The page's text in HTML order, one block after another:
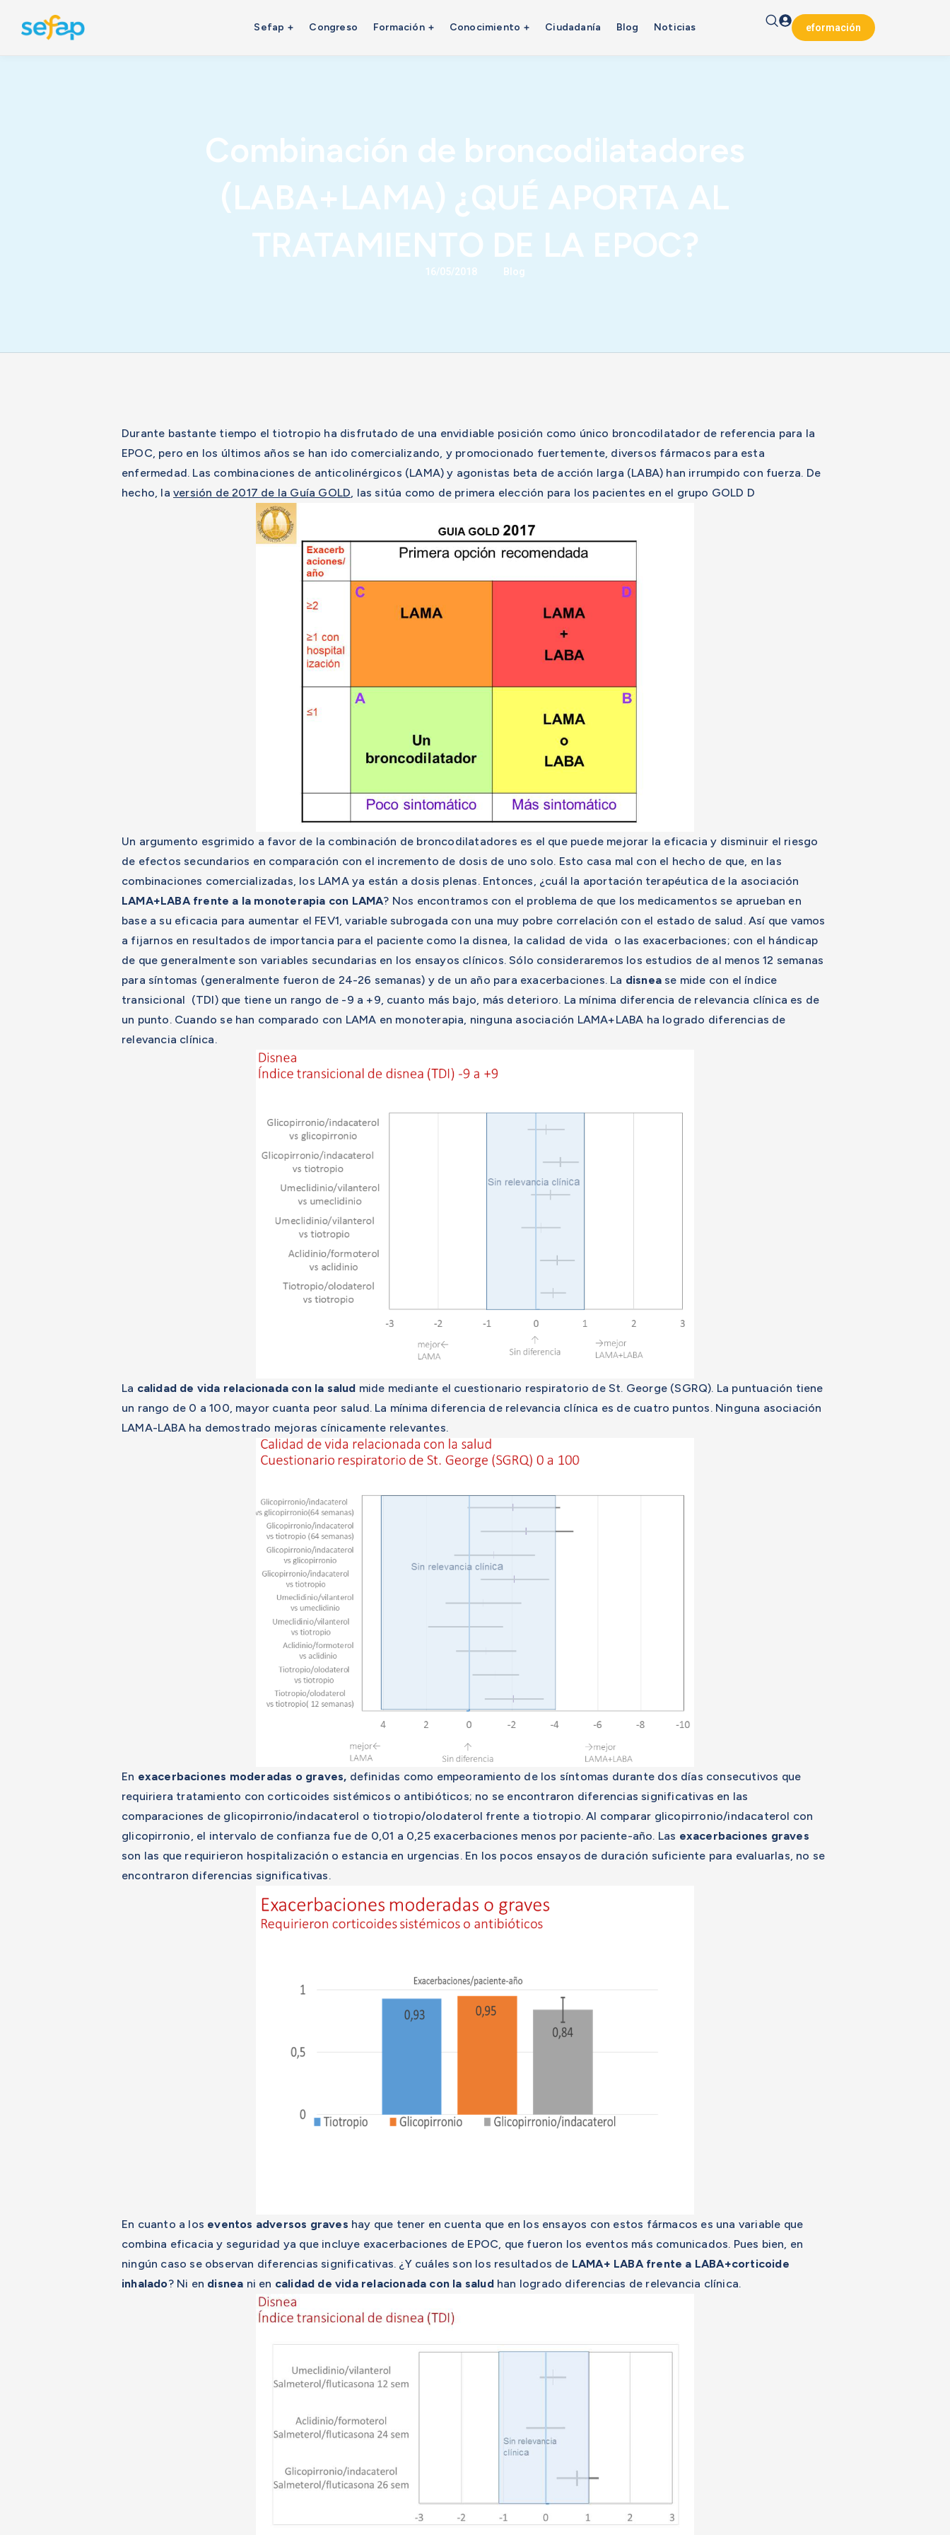
Sefap Congreso Formación Conocimiento Ciudadanía Blog Noticias eformación
Combinación de broncodilatadores
(LABA+LAMA) ¿QUÉ APORTA AL
TRATAMIENTO DE LA EPOC?
16/05/2018 Blog
Durante bastante tiempo el tiotropio ha disfrutado de una envidiable posición como único broncodilatador de referencia para la
EPOC, pero en los últimos años se han ido comercializando, y promocionado fuertemente, diversos fármacos para esta
enfermedad. Las combinaciones de anticolinérgicos (LAMA) y agonistas beta de acción larga (LABA) han irrumpido con fuerza. De
hecho, la versión de 2017 de la Guía GOLD, las sitúa como de primera elección para los pacientes en el grupo GOLD D
Un argumento esgrimido a favor de la combinación de broncodilatadores es el que puede mejorar la eficacia y disminuir el riesgo
de efectos secundarios en comparación con el incremento de dosis de uno solo. Esto casa mal con el hecho de que, en las
combinaciones comercializadas, los LAMA ya están a dosis plenas. Entonces, ¿cuál la aportación terapéutica de la asociación
LAMA+LABA frente a la monoterapia con LAMA? Nos encontramos con el problema de que los medicamentos se aprueban en
base a su eficacia para aumentar el FEV1, variable subrogada con una muy pobre correlación con el estado de salud. Así que vamos
a fijarnos en resultados de importancia para el paciente como la disnea, la calidad de vida o las exacerbaciones; con el hándicap
de que generalmente son variables secundarias en los ensayos clínicos. Sólo consideraremos los estudios de al menos 12 semanas
para síntomas (generalmente fueron de 24-26 semanas) y de un año para exacerbaciones. La disnease mide con el índice
transicional (TDI) que tiene un rango de -9 a +9, cuanto más bajo, más deterioro. La mínima diferencia de relevancia clínica es de
un punto. Cuando se han comparado con LAMA en monoterapia, ninguna asociación LAMA+LABA ha logrado diferencias de
relevancia clínica.
La calidad de vida relacionada con la salud mide mediante el cuestionario respiratorio de St. George (SGRQ). La puntuación tiene
un rango de 0 a 100, mayor cuanta peor salud. La mínima diferencia de relevancia clínica es de cuatro puntos. Ninguna asociación
LAMA-LABA ha demostrado mejoras cínicamente relevantes.
En exacerbaciones moderadas o graves, definidas como empeoramiento de los síntomas durante dos días consecutivos que
requiriera tratamiento con corticoides sistémicos o antibióticos; no se encontraron diferencias significativas en las
comparaciones de glicopirronio/indacaterol o tiotropio/olodaterol frente a tiotropio. Al comparar glicopirronio/indacaterol con
glicopirronio, el intervalo de confianza fue de 0,01 a 0,25 exacerbaciones menos por paciente-año. Las exacerbaciones graves
son las que requirieron hospitalización o estancia en urgencias. En los pocos ensayos de duración suficiente para evaluarlas, no se
encontraron diferencias significativas.
En cuanto a los eventos adversos graves hay que tener en cuenta que en los ensayos con estos fármacos es una variable que
combina eficacia y seguridad ya que incluye exacerbaciones de EPOC, que fueron los eventos más comunicados. Pues bien, en
ningún caso se observan diferencias significativas. ¿Y cuáles son los resultados de LAMA+ LABA frente a LABA+corticoide
inhalado? Ni en disnea ni en calidad de vida relacionada con la saludhan logrado diferencias de relevancia clínica.